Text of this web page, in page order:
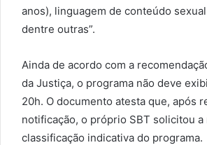
anos), linguagem de conteúdo sexual
dentre outras”.
Ainda de acordo com a
da Justiça, o programa não deve
20h. O documento atesta que, após
notificação, o próprio SBT solicitou a
classificação indicativa do programa.